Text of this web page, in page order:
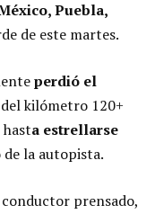
Puebla,
de este martes.
perdió el
kilómetro 120+
a estrellarse
de la autopista.
prensado,